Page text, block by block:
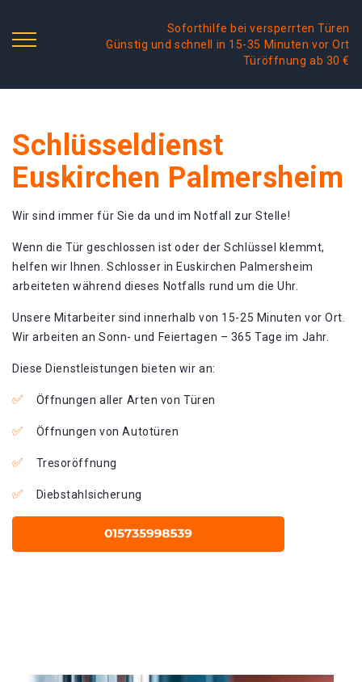
Soforthilfe bei versperrten Türen
Günstig und schnell in 15-35 Minuten vor Ort
Türöffnung ab 30 €
Schlüsseldienst
Euskirchen Palmersheim
Wir sind immer für Sie da und im Notfall zur Stelle!
Wenn die Tür geschlossen ist oder der Schlüssel klemmt,
helfen wir Ihnen. Schlosser in Euskirchen Palmersheim
arbeiteten während dieses Notfalls rund um die Uhr.
Unsere Mitarbeiter sind innerhalb von 15-25 Minuten vor Ort.
Wir arbeiten an Sonn- und Feiertagen – 365 Tage im Jahr.
Diese Dienstleistungen bieten wir an:
Öffnungen aller Arten von Türen
Öffnungen von Autotüren
Tresoröffnung
Diebstahlsicherung